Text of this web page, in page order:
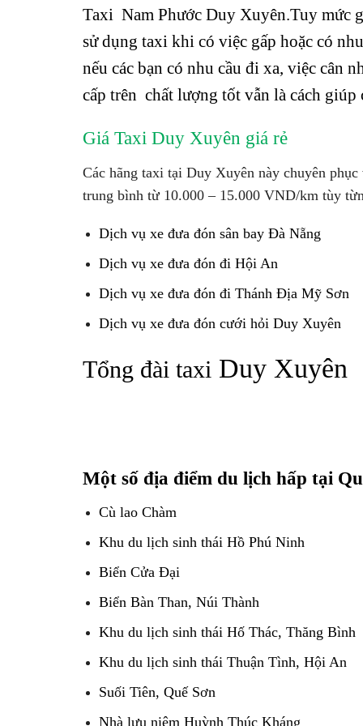
Taxi Nam Phước Duy Xuyên.Tuy mức
sử dụng taxi khi có việc gấp hoặc có
nếu các bạn có nhu cầu đi xa, việc cân
cấp trên chất lượng tốt vẫn là cách
Giá Taxi Duy Xuyên giá rẻ
Các hãng taxi tại Duy Xuyên này chuyên
trung bình từ 10.000 – 15.000 VND/km tùy
Dịch vụ xe đưa đón sân bay Đà Nẵng
Dịch vụ xe đưa đón đi Hội An
Dịch vụ xe đưa đón đi Thánh Địa Mỹ Sơn
Dịch vụ xe đưa đón cưới hỏi Duy Xuyên
Tổng đài taxi Duy Xuyên
Một số địa điểm du lịch hấp tại
Cù lao Chàm
Khu du lịch sinh thái Hồ Phú Ninh
Biển Cửa Đại
Biển Bàn Than, Núi Thành
Khu du lịch sinh thái Hố Thác, Thăng Bình
Khu du lịch sinh thái Thuận Tình, Hội An
Suối Tiên, Quế Sơn
Nhà lưu niệm Huỳnh Thúc Kháng